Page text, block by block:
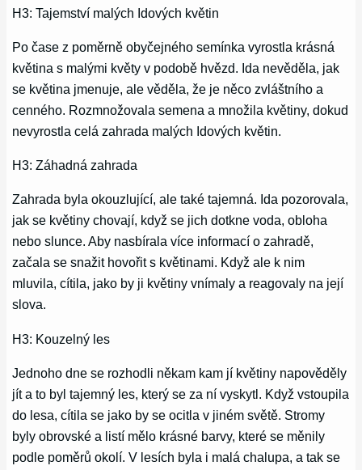
H3: Tajemství malých Idových květin
Po čase z poměrně obyčejného semínka vyrostla krásná
květina s malými květy v podobě hvězd. Ida nevěděla, jak
se květina jmenuje, ale věděla, že je něco zvláštního a
cenného. Rozmnožovala semena a množila květiny, dokud
nevyrostla celá zahrada malých Idových květin.
H3: Záhadná zahrada
Zahrada byla okouzlující, ale také tajemná. Ida pozorovala,
jak se květiny chovají, když se jich dotkne voda, obloha
nebo slunce. Aby nasbírala více informací o zahradě,
začala se snažit hovořit s květinami. Když ale k nim
mluvila, cítila, jako by ji květiny vnímaly a reagovaly na její
slova.
H3: Kouzelný les
Jednoho dne se rozhodli někam kam jí květiny napověděly
jít a to byl tajemný les, který se za ní vyskytl. Když vstoupila
do lesa, cítila se jako by se ocitla v jiném světě. Stromy
byly obrovské a listí mělo krásné barvy, které se měnily
podle poměrů okolí. V lesích byla i malá chalupa, a tak se